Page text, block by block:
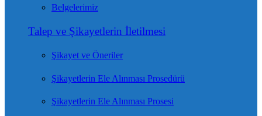
Belgelerimiz
Talep ve Şikayetlerin İletilmesi
Şikayet ve Öneriler
Şikayetlerin Ele Alınması Prosedürü
Şikayetlerin Ele Alınması Prosesi